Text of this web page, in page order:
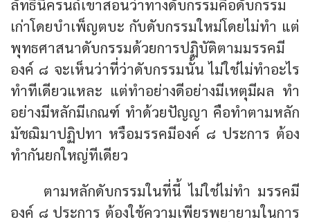
ลัทธินิครนถ์เขาสอนว่าทางดับกรรมคือดับกรรม
เก่าโดยบำเพ็ญตบะ กับดับกรรมใหม่โดยไม่ทำ แต่
พุทธศาสนาดับกรรมด้วยการปฏิบัติตามมรรคมี
องค์ ๘ จะเห็นว่าที่ว่าดับกรรมนั้น ไม่ใช่ไม่ทำอะไร
ทำทีเดียวแหละ แต่ทำอย่างดีอย่างมีเหตุมีผล ทำ
อย่างมีหลักมีเกณฑ์ ทำด้วยปัญญา คือทำตามหลัก
มัชฌิมาปฏิปทา หรือมรรคมีองค์ ๘ ประการ ต้อง
ทำกันยกใหญ่ทีเดียว
ตามหลักดับกรรมในที่นี้ ไม่ใช่ไม่ทำ มรรคมี
องค์ ๘ ประการ ต้องใช้ความเพียรพยายามในการ